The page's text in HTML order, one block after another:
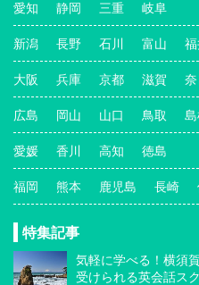
愛知 静岡 三重 岐阜
新潟 長野 石川 富山
大阪 兵庫 京都 滋賀 奈
広島 岡山 山口 鳥取
愛媛 香川 高知 徳島
福岡 熊本 鹿児島 長崎
特集記事
気軽に学べる！横須
受けられる英会話ス